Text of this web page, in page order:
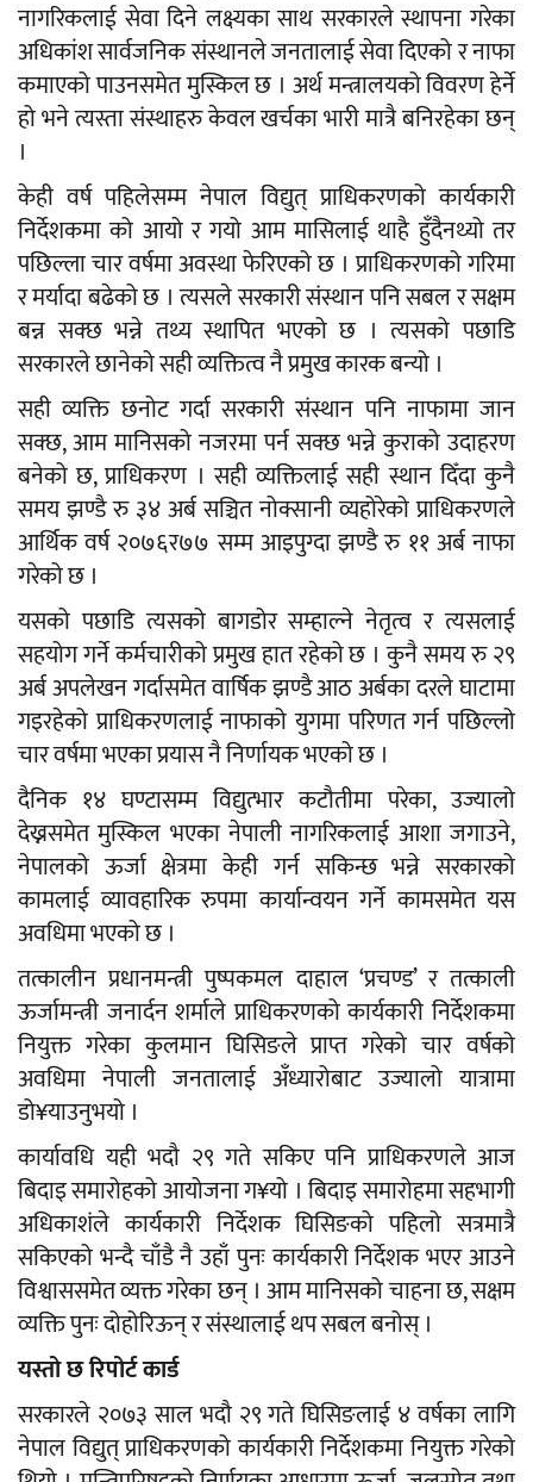
नागरिकलाई सेवा दिने लक्ष्यका साथ सरकारले स्थापना गरेका
अधिकांश सार्वजनिक संस्थानले जनतालाई सेवा दिएको र नाफा
कमाएको पाउनसमेत मुस्किल छ । अर्थ मन्त्रालयको विवरण हेर्ने
हो भने त्यस्ता संस्थाहरु केवल खर्चका भारी मात्रै बनिरहेका छन्
।
केही वर्ष पहिलेसम्म नेपाल विद्युत् प्राधिकरणको कार्यकारी
निर्देशकमा को आयो र गयो आम मासिलाई थाहै हुँदैनथ्यो तर
पछिल्ला चार वर्षमा अवस्था फेरिएको छ । प्राधिकरणको गरिमा
र मर्यादा बढेको छ । त्यसले सरकारी संस्थान पनि सबल र सक्षम
बन्न सक्छ भन्ने तथ्य स्थापित भएको छ । त्यसको पछाडि
सरकारले छानेको सही व्यक्तित्व नै प्रमुख कारक बन्यो ।
सही व्यक्ति छनोट गर्दा सरकारी संस्थान पनि नाफामा जान
सक्छ, आम मानिसको नजरमा पर्न सक्छ भन्ने कुराको उदाहरण
बनेको छ, प्राधिकरण । सही व्यक्तिलाई सही स्थान दिँदा कुनै
समय झण्डै रु ३४ अर्ब सञ्चित नोक्सानी व्यहोरेको प्राधिकरणले
आर्थिक वर्ष २०७६र७७ सम्म आइपुग्दा झण्डै रु ११ अर्ब नाफा
गरेको छ ।
यसको पछाडि त्यसको बागडोर सम्हाल्ने नेतृत्व र त्यसलाई
सहयोग गर्ने कर्मचारीको प्रमुख हात रहेको छ । कुनै समय रु २९
अर्ब अपलेखन गर्दासमेत वार्षिक झण्डै आठ अर्बका दरले घाटामा
गइरहेको प्राधिकरणलाई नाफाको युगमा परिणत गर्न पछिल्लो
चार वर्षमा भएका प्रयास नै निर्णायक भएको छ ।
दैनिक १४ घण्टासम्म विद्युत्भार कटौतीमा परेका, उज्यालो
देख्नसमेत मुस्किल भएका नेपाली नागरिकलाई आशा जगाउने,
नेपालको ऊर्जा क्षेत्रमा केही गर्न सकिन्छ भन्ने सरकारको
कामलाई व्यावहारिक रुपमा कार्यान्वयन गर्ने कामसमेत यस
अवधिमा भएको छ ।
तत्कालीन प्रधानमन्त्री पुष्पकमल दाहाल ‘प्रचण्ड’ र तत्काली
ऊर्जामन्त्री जनार्दन शर्माले प्राधिकरणको कार्यकारी निर्देशकमा
नियुक्त गरेका कुलमान घिसिङले प्राप्त गरेको चार वर्षको
अवधिमा नेपाली जनतालाई अँध्यारोबाट उज्यालो यात्रामा
डो¥याउनुभयो ।
कार्यावधि यही भदौ २९ गते सकिए पनि प्राधिकरणले आज
बिदाइ समारोहको आयोजना ग¥यो । बिदाइ समारोहमा सहभागी
अधिकाशंले कार्यकारी निर्देशक घिसिङको पहिलो सत्रमात्रै
सकिएको भन्दै चाँडै नै उहाँ पुनः कार्यकारी निर्देशक भएर आउने
विश्वाससमेत व्यक्त गरेका छन् । आम मानिसको चाहना छ, सक्षम
व्यक्ति पुनः दोहोरिऊन् र संस्थालाई थप सबल बनोस् ।
यस्तो छ रिपोर्ट कार्ड
सरकारले २०७३ साल भदौ २९ गते घिसिङलाई ४ वर्षका लागि
नेपाल विद्युत् प्राधिकरणको कार्यकारी निर्देशकमा नियुक्त गरेको